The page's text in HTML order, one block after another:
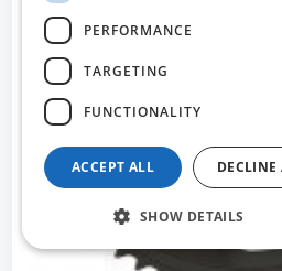
PERFORMANCE
TARGETING
FUNCTIONALITY
ACCEPT ALL DECLINE
SHOW DETAILS